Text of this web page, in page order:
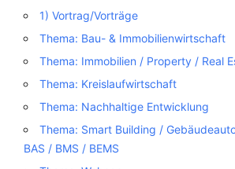
1) Vortrag/Vorträge
Thema: Bau- & Immobilienwirtschaft
Thema: Immobilien / Property / Real
Thema: Kreislaufwirtschaft
Thema: Nachhaltige Entwicklung
Thema: Smart Building /
BAS / BMS / BEMS